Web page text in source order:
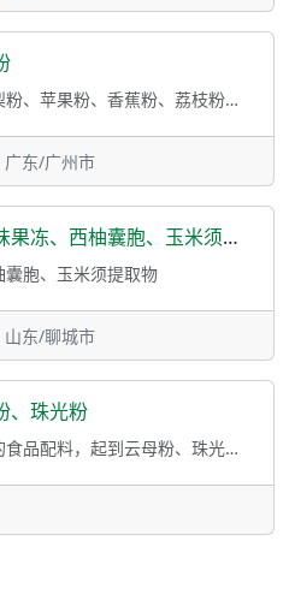
需求草莓粉、雪梨粉、苹果粉、香蕉粉、荔枝粉、樱桃粉、蓝莓粉、橙子粉、玫瑰粉、针叶樱桃粉、香草粉、西梅粉、榴莲粉、火龙果粉
东/广州市
冻、西柚囊胞、玉米须提取物
胞、玉米须提取物
东/聊城市
、珠光粉
可用于奶茶饮品的食品配料，起到云母粉、珠光粉，提供闪亮颜色的金色、酒红色食品配料，或者可以作为食品添加剂的云母粉，珠光粉